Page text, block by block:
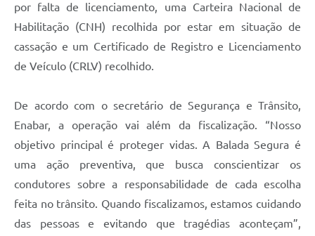
Galeria de Vídeos
Contas Públicas
Telefones Úteis
por falta de licenciamento, uma Carteira Nacional de
Habilitação (CNH) recolhida por estar em situação de
cassação e um Certificado de Registro e Licenciamento
de Veículo (CRLV) recolhido.
De acordo com o secretário de Segurança e Trânsito,
Enabar, a operação vai além da fiscalização. “Nosso
objetivo principal é proteger vidas. A Balada Segura é
uma ação preventiva, que busca conscientizar os
condutores sobre a responsabilidade de cada escolha
feita no trânsito. Quando fiscalizamos, estamos cuidando
das pessoas e evitando que tragédias aconteçam”,